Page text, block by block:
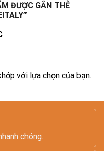
ĐƯỢC GẮN THẺ
với lựa chọn của bạn.
chóng.